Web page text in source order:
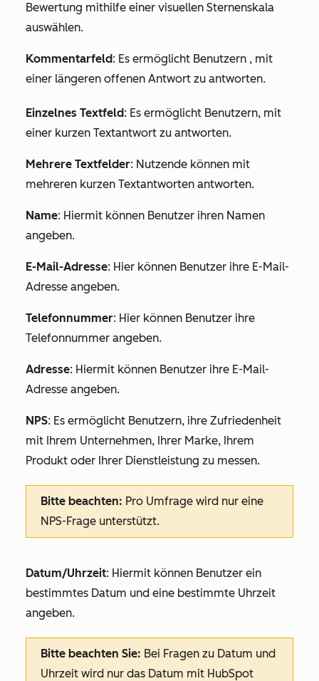
Bewertung mithilfe einer visuellen Sternenskala
auswählen.
Kommentarfeld: Es ermöglicht Benutzern , mit
einer längeren offenen Antwort zu antworten.
Einzelnes Textfeld: Es ermöglicht Benutzern, mit
einer kurzen Textantwort zu antworten.
Mehrere Textfelder: Nutzende können mit
mehreren kurzen Textantworten antworten.
Name: Hiermit können Benutzer ihren Namen
angeben.
E-Mail-Adresse: Hier können Benutzer ihre E-Mail-
Adresse angeben.
Telefonnummer: Hier können Benutzer ihre
Telefonnummer angeben.
Adresse: Hiermit können Benutzer ihre E-Mail-
Adresse angeben.
NPS: Es ermöglicht Benutzern, ihre Zufriedenheit
mit Ihrem Unternehmen, Ihrer Marke, Ihrem
Produkt oder Ihrer Dienstleistung zu messen.
Bitte beachten: Pro Umfrage wird nur eine
NPS-Frage unterstützt.
Datum/Uhrzeit: Hiermit können Benutzer ein
bestimmtes Datum und eine bestimmte Uhrzeit
angeben.
Bitte beachten Sie: Bei Fragen zu Datum und
Uhrzeit wird nur das Datum mit HubSpot